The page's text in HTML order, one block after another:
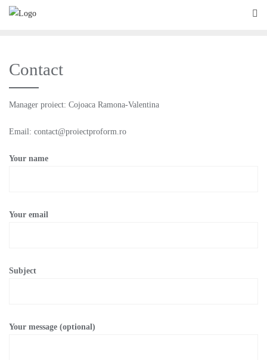
Contact
Manager proiect: Cojoaca Ramona-Valentina
Email: contact@proiectproform.ro
Your name
Your email
Subject
Your message (optional)